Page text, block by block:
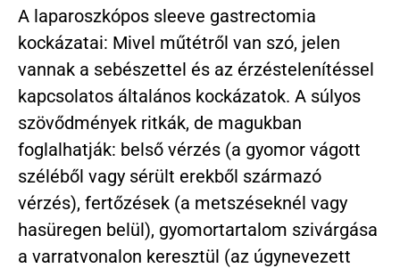
A laparoszkópos sleeve gastrectomia
kockázatai: Mivel műtétről van szó, jelen
vannak a sebészettel és az érzéstelenítéssel
kapcsolatos általános kockázatok. A súlyos
szövődmények ritkák, de magukban
foglalhatják: belső vérzés (a gyomor vágott
széléből vagy sérült erekből származó
vérzés), fertőzések (a metszéseknél vagy
hasüregen belül), gyomortartalom szivárgása
a varratvonalon keresztül (az úgynevezett